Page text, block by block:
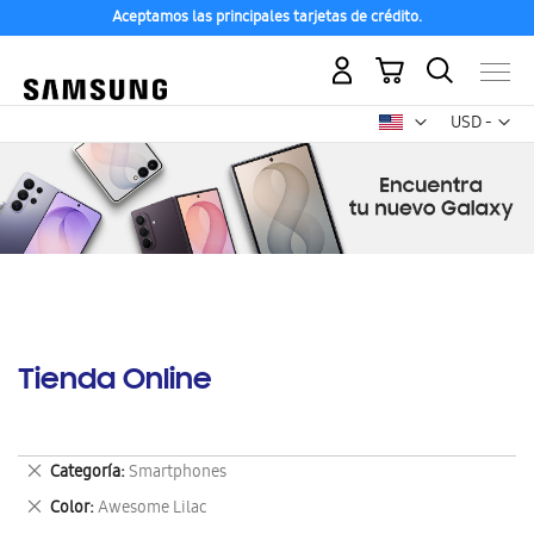
Aceptamos las principales tarjetas de crédito.
USD -
dólar
Mi carrito
Tienda Online
Categoría Smartphones
Eliminar
este
artículo
Color Awesome Lilac
Eliminar